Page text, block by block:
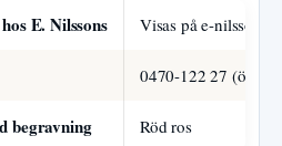
E. Nilssons Visas på e-
0470-122 27
begravning Röd ros